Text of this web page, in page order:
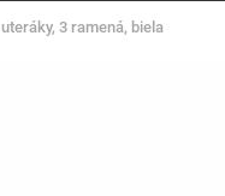
3 ramená, biela